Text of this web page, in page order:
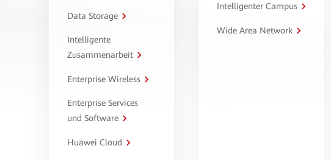
Data Storage
Intelligente
Zusammenarbeit
Enterprise Wireless
Enterprise Services
und Software
Huawei Cloud
Intelligenter Campus
Wide Area Network